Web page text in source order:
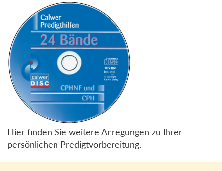
Hier finden Sie weitere Anregungen zu Ihrer
persönlichen Predigtvorbereitung.